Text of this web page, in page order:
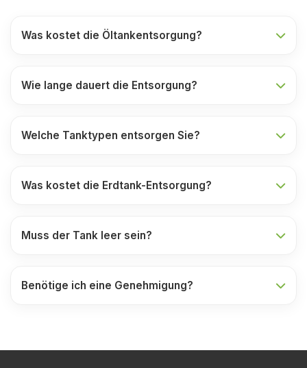
Was kostet die Öltankentsorgung?
Wie lange dauert die Entsorgung?
Welche Tanktypen entsorgen Sie?
Was kostet die Erdtank-Entsorgung?
Muss der Tank leer sein?
Benötige ich eine Genehmigung?